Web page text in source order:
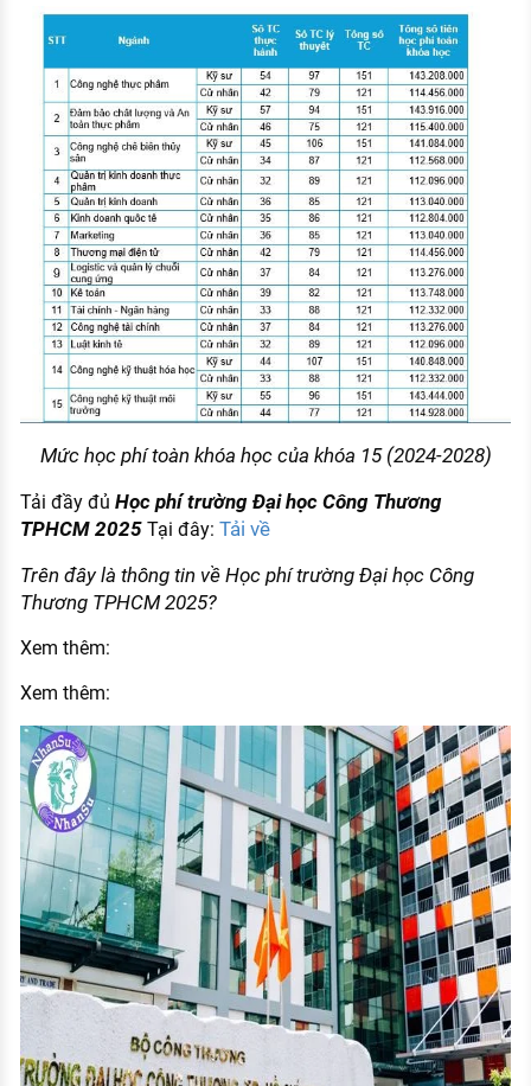
Mức học phí toàn khóa học của khóa 15 (2024-2028)
Tải đầy đủ Học phí trường Đại học Công Thương
TPHCM 2025Tại đây: Tải về
Trên đây là thông tin về Học phí trường Đại học Công
Thương TPHCM 2025?
Xem thêm:
Xem thêm: